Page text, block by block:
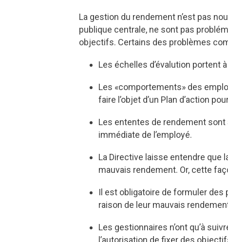
La gestion du rendement n’est pas
publique centrale, ne sont pas
objectifs. Certains des problèmes
Les échelles d’évalution portent
Les «comportements» des
faire l’objet d’un Plan d’action
Les ententes de rendement sont
immédiate de l’employé.
La Directive laisse entendre que
mauvais rendement. Or, cette
Il est obligatoire de formuler des
raison de leur mauvais
Les gestionnaires n’ont qu’à
l’autorisation de fixer des